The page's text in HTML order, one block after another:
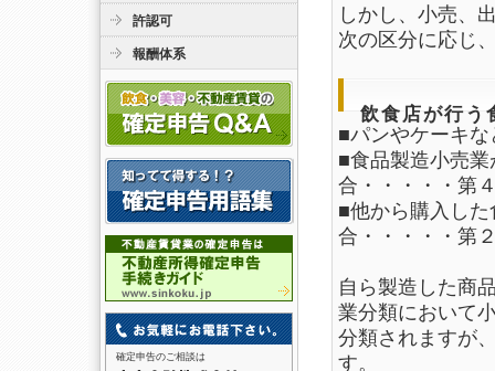
許認可
報酬体系
確定申告のご相談は
しかし、小売、
次の区分に応じ
飲食店が行う
■パンやケーキ
■食品製造小売
合・・・・・第
■他から購入し
合・・・・・第
自ら製造した商
業分類において
分類されますが
す。